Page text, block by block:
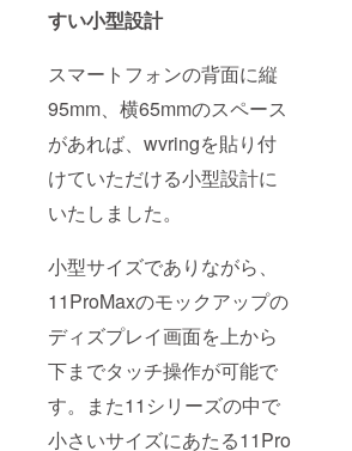
すい小型設計
スマートフォンの背面に縦
95mm、横65mmのスペース
があれば、wvringを貼り付
けていただける小型設計に
いたしました。
小型サイズでありながら、
11ProMaxのモックアップの
ディズプレイ画面を上から
下までタッチ操作が可能で
す。また11シリーズの中で
小さいサイズにあたる11Pro